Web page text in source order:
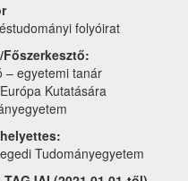
folyóirat
– egyetemi tanár
Kutatására
Tudományegyetem